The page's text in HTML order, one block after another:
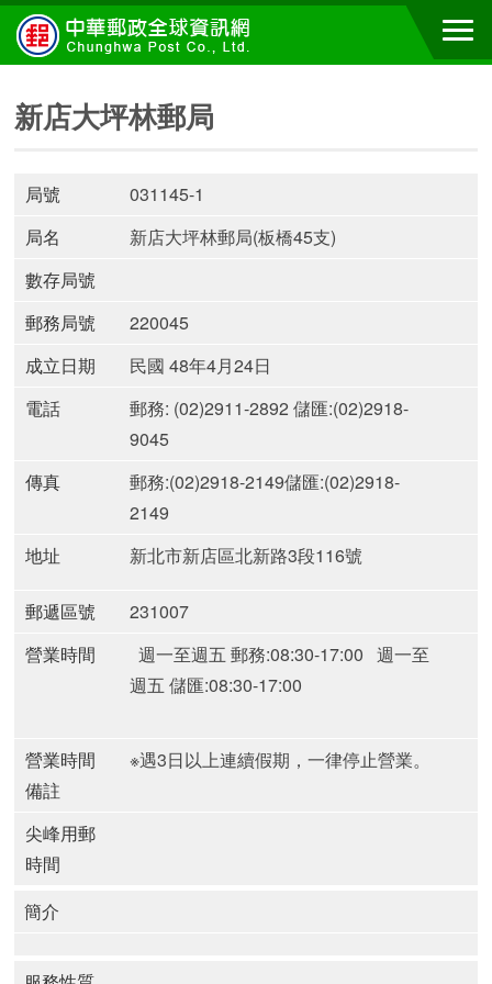
新店大坪林郵局
局號
031145-1
局名
新店大坪林郵局(板橋45支)
數存局號
郵務局號
220045
成立日期
民國 48年4月24日
電話
郵務: (02)2911-2892 儲匯:(02)2918-
9045
傳真
郵務:(02)2918-2149儲匯:(02)2918-
2149
地址
新北市新店區北新路3段116號
郵遞區號
231007
營業時間
週一至週五 郵務:08:30-17:00 週一至
週五 儲匯:08:30-17:00
營業時間
備註
※遇3日以上連續假期，一律停止營業。
尖峰用郵
時間
簡介